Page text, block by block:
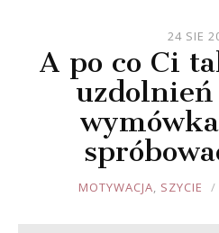
24 SIE
A po co Ci
JOULE
MOTYWACJA, SZYCIE